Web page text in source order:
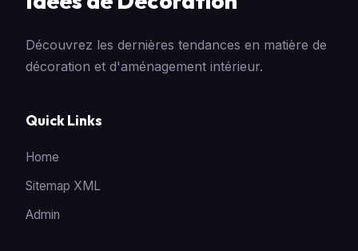
Découvrez les dernières tendances en matière de
décoration et d'aménagement intérieur.
Quick Links
Home
Sitemap XML
Admin